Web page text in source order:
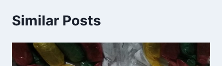
Similar Posts